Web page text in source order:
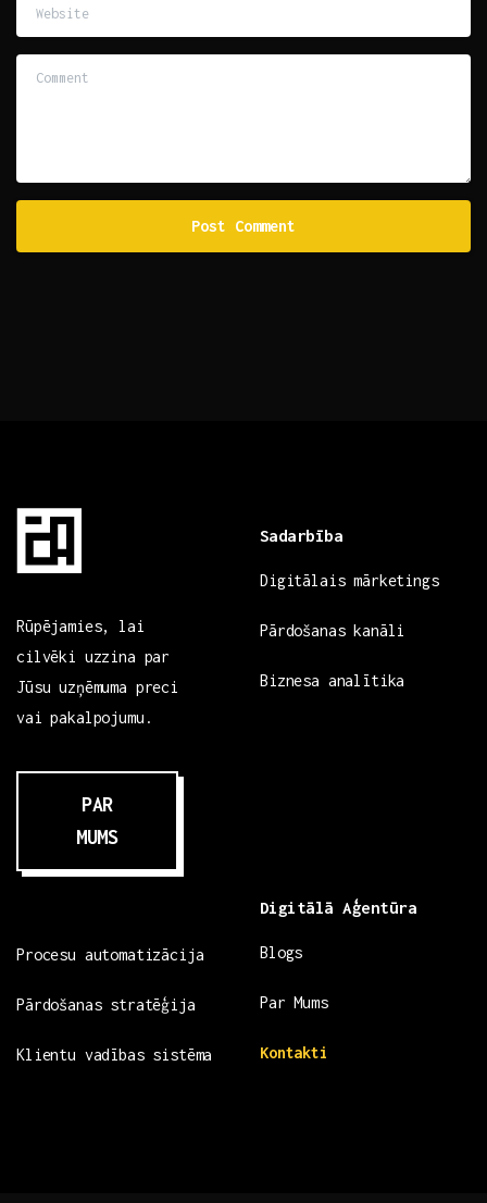
Rūpējamies, lai
cilvēki uzzina par
Jūsu uzņēmuma preci
vai pakalpojumu.
PAR
MUMS
Sadarbība
Digitālais mārketings
Pārdošanas kanāli
Biznesa analītika
Procesu automatizācija
Pārdošanas stratēģija
Klientu vadības sistēma
Digitālā Aģentūra
Blogs
Par Mums
Kontakti